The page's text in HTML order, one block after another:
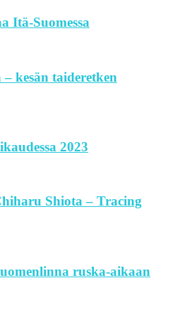
Itä-Suomessa
– kesän taideretken
2023
Shiota – Tracing
ruska-aikaan